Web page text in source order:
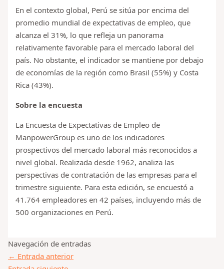
En el contexto global, Perú se sitúa por encima del
promedio mundial de expectativas de empleo, que
alcanza el 31%, lo que refleja un panorama
relativamente favorable para el mercado laboral del
país. No obstante, el indicador se mantiene por debajo
de economías de la región como Brasil (55%) y Costa
Rica (43%).
Sobre la encuesta
La Encuesta de Expectativas de Empleo de
ManpowerGroup es uno de los indicadores
prospectivos del mercado laboral más reconocidos a
nivel global. Realizada desde 1962, analiza las
perspectivas de contratación de las empresas para el
trimestre siguiente. Para esta edición, se encuestó a
41.764 empleadores en 42 países, incluyendo más de
500 organizaciones en Perú.
Navegación de entradas
← Entrada anterior